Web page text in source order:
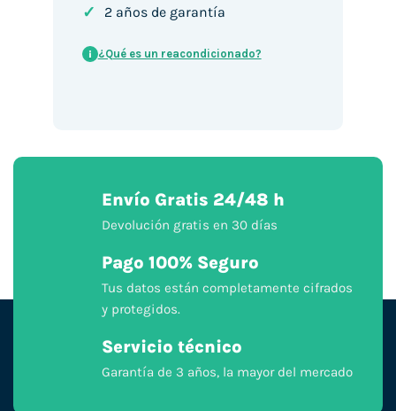
✓ 2 años de garantía
i ¿Qué es un reacondicionado?
Envío Gratis 24/48 h
Devolución gratis en 30 días
Pago 100% Seguro
Tus datos están completamente cifrados
y protegidos.
Servicio técnico
Garantía de 3 años, la mayor del mercado